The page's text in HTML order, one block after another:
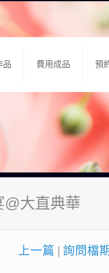
品 費用成品 預
大直典華
上一篇 詢問檔期